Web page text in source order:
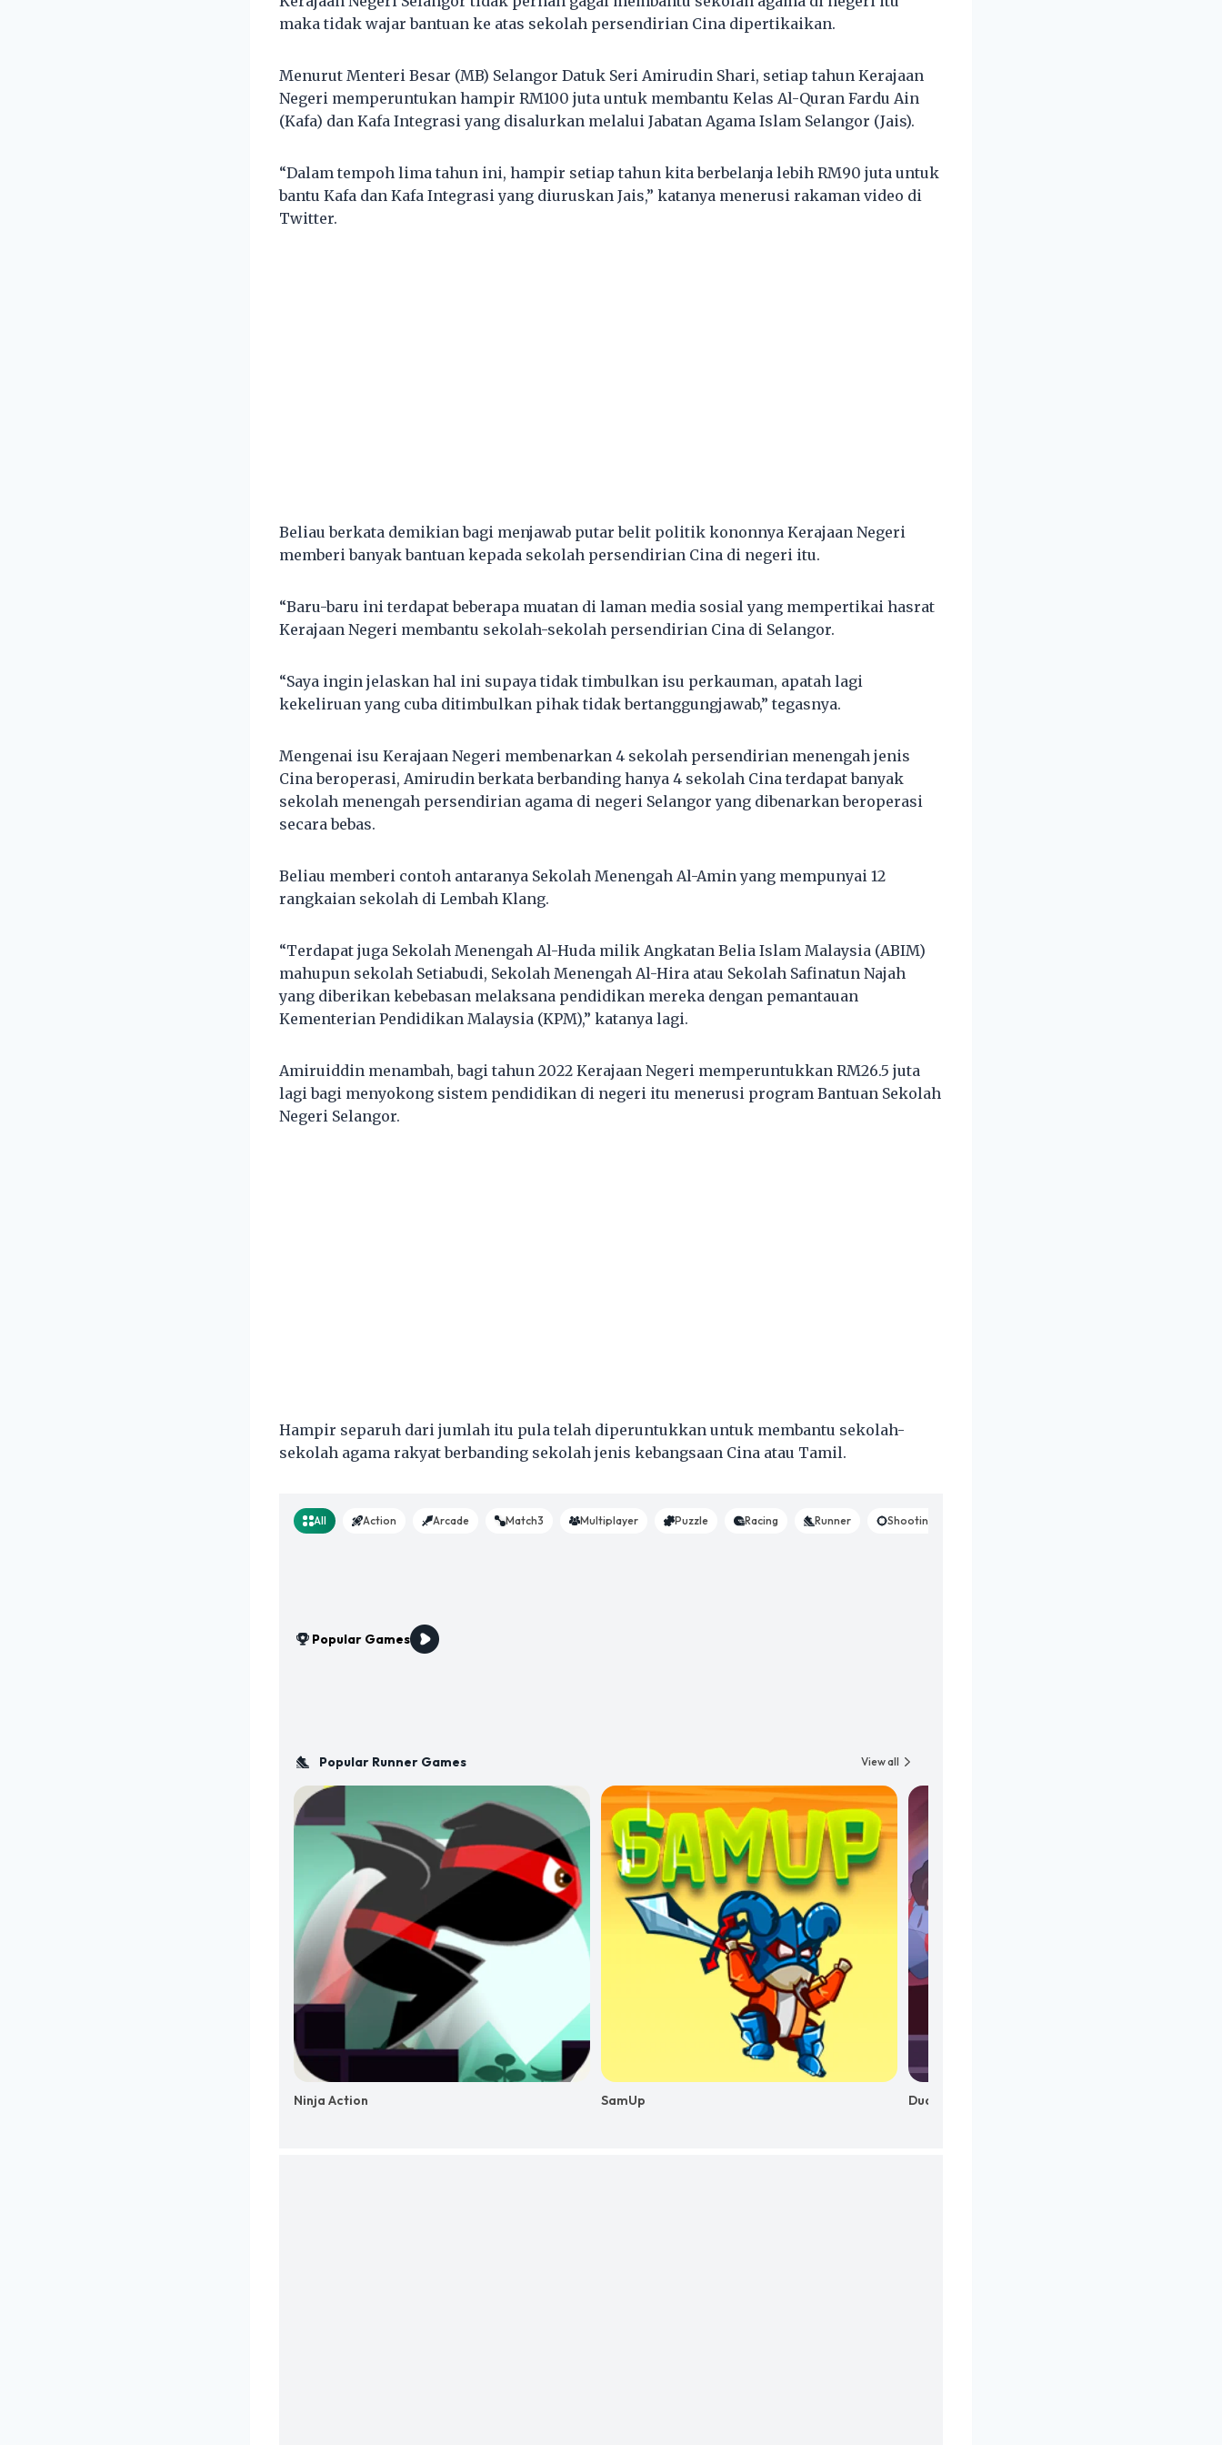
maka tidak wajar bantuan ke atas sekolah persendirian Cina dipertikaikan.
Menurut Menteri Besar (MB) Selangor Datuk Seri Amirudin Shari, setiap tahun Kerajaan
Negeri memperuntukan hampir RM100 juta untuk membantu Kelas Al-Quran Fardu Ain
(Kafa) dan Kafa Integrasi yang disalurkan melalui Jabatan Agama Islam Selangor (Jais).
“Dalam tempoh lima tahun ini, hampir setiap tahun kita berbelanja lebih RM90 juta untuk
bantu Kafa dan Kafa Integrasi yang diuruskan Jais,” katanya menerusi rakaman video di
Twitter.
Beliau berkata demikian bagi menjawab putar belit politik kononnya Kerajaan Negeri
memberi banyak bantuan kepada sekolah persendirian Cina di negeri itu.
“Baru-baru ini terdapat beberapa muatan di laman media sosial yang mempertikai hasrat
Kerajaan Negeri membantu sekolah-sekolah persendirian Cina di Selangor.
“Saya ingin jelaskan hal ini supaya tidak timbulkan isu perkauman, apatah lagi
kekeliruan yang cuba ditimbulkan pihak tidak bertanggungjawab,” tegasnya.
Mengenai isu Kerajaan Negeri membenarkan 4 sekolah persendirian menengah jenis
Cina beroperasi, Amirudin berkata berbanding hanya 4 sekolah Cina terdapat banyak
sekolah menengah persendirian agama di negeri Selangor yang dibenarkan beroperasi
secara bebas.
Beliau memberi contoh antaranya Sekolah Menengah Al-Amin yang mempunyai 12
rangkaian sekolah di Lembah Klang.
“Terdapat juga Sekolah Menengah Al-Huda milik Angkatan Belia Islam Malaysia (ABIM)
mahupun sekolah Setiabudi, Sekolah Menengah Al-Hira atau Sekolah Safinatun Najah
yang diberikan kebebasan melaksana pendidikan mereka dengan pemantauan
Kementerian Pendidikan Malaysia (KPM),” katanya lagi.
Amiruiddin menambah, bagi tahun 2022 Kerajaan Negeri memperuntukkan RM26.5 juta
lagi bagi menyokong sistem pendidikan di negeri itu menerusi program Bantuan Sekolah
Negeri Selangor.
Hampir separuh dari jumlah itu pula telah diperuntukkan untuk membantu sekolah-
sekolah agama rakyat berbanding sekolah jenis kebangsaan Cina atau Tamil.